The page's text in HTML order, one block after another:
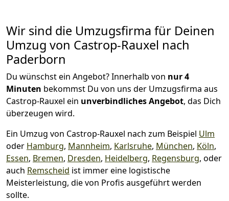
Wir sind die Umzugsfirma für Deinen
Umzug von Castrop-Rauxel nach
Paderborn
Du wünschst ein Angebot? Innerhalb von nur 4
Minuten bekommst Du von uns der Umzugsfirma aus
Castrop-Rauxel ein unverbindliches Angebot, das Dich
überzeugen wird.
Ein Umzug von Castrop-Rauxel nach zum Beispiel Ulm
oder Hamburg, Mannheim, Karlsruhe, München, Köln,
Essen, Bremen, Dresden, Heidelberg, Regensburg, oder
auch Remscheid ist immer eine logistische
Meisterleistung, die von Profis ausgeführt werden
sollte.